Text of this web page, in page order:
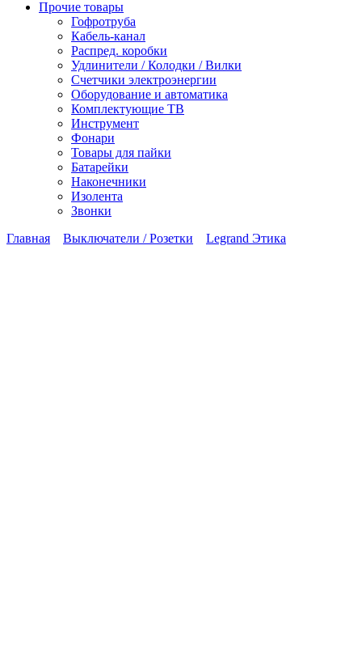
Прочие товары
Гофротруба
Кабель-канал
Распред. коробки
Удлинители / Колодки / Вилки
Счетчики электроэнергии
Оборудование и автоматика
Комплектующие ТВ
Инструмент
Фонари
Товары для пайки
Батарейки
Наконечники
Изолента
Звонки
Главная
Выключатели / Розетки Legrand Этика